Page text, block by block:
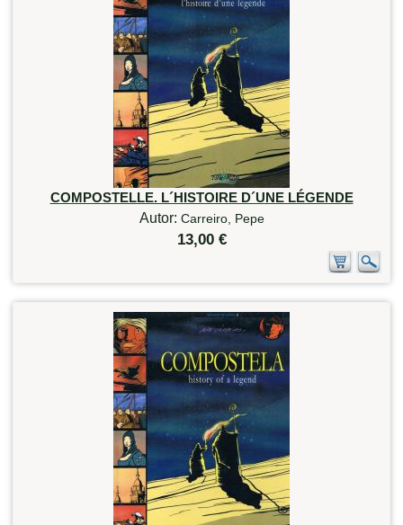
COMPOSTELLE. L´HISTOIRE D´UNE LÉGENDE
Autor: Carreiro, Pepe
13,00 €